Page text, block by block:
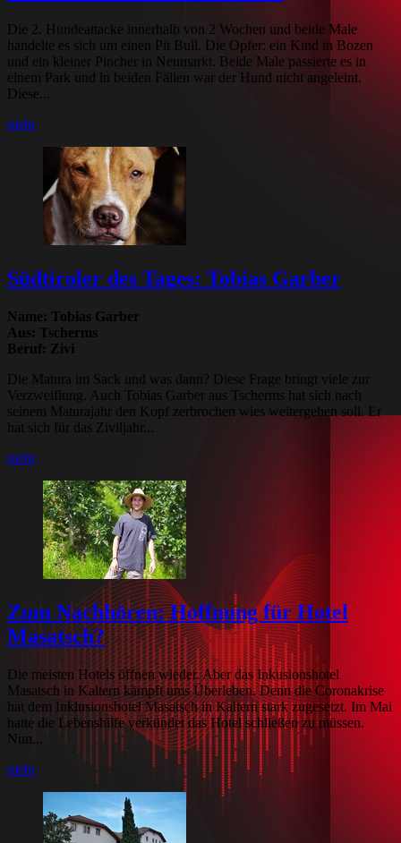
Die 2. Hundeattacke innerhalb von 2 Wochen und beide Male
handelte es sich um einen Pit Bull. Die Opfer: ein Kind in Bozen
und ein kleiner Pincher in Neumarkt. Beide Male passierte es in
einem Park und in beiden Fällen war der Hund nicht angeleint.
Diese...
mehr
Südtiroler des Tages: Tobias Garber
Name: Tobias Garber
Aus: Tscherms
Beruf: Zivi
Die Matura im Sack und was dann? Diese Frage bringt viele zur
Verzweiflung. Auch Tobias Garber aus Tscherms hat sich nach
seinem Maturajahr den Kopf zerbrochen wies weitergehen soll. Er
hat sich für das Ziviljahr...
mehr
Zum Nachhören: Hoffnung für Hotel
Masatsch?
Die meisten Hotels öffnen wieder. Aber das Inkusionshotel
Masatsch in Kaltern kämpft ums Überleben. Denn die Coronakrise
hat dem Inklusionshotel Masatsch in Kaltern stark zugesetzt. Im Mai
hatte die Lebenshilfe verkündet das Hotel schließen zu müssen.
Nun...
mehr